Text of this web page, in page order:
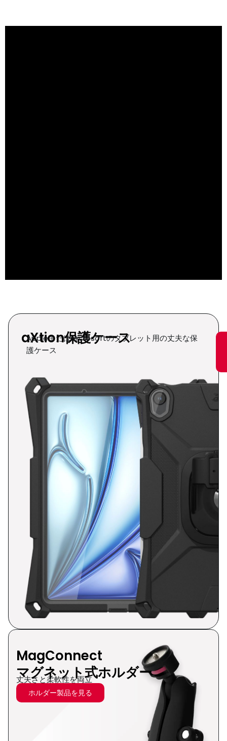
危険場所専用製品
危険エリアの最前
線で働く
人々の作業性を向上
詳細を見る
aXtion保護ケース
AppleまたはMicrosoftのタブレット用の丈夫な保
護ケース
MagConnect
マグネット式ホルダー
丈夫さと柔軟性を両立
ホルダー製品を見る